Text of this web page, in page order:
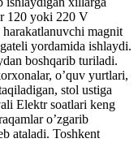
120 yoki 220 V
magnit
yordamida ishlaydi.
boshqarib turiladi.
o’quv yurtlari,
stol ustiga
Elektr soatlari keng
o’zgarib
ataladi. Toshkent